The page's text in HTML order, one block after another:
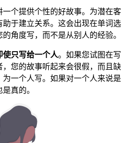
一个提供个性的好故事。为潜在客
于建立关系。这会出现在单词选
角度写，而不是从别人的经验。
使只写给一个人。如果您试图在写
您的故事听起来会很假，而且缺
一个人写。如果对一个人来说是
真的。